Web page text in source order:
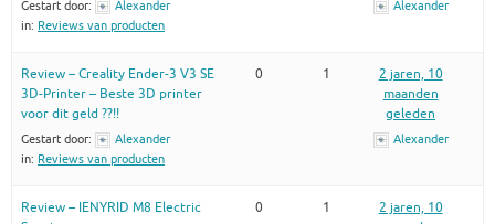
Gestart door:
Alexander
in: Reviews van producten
Alexander
Review – Creality Ender-3 V3 SE
3D-Printer – Beste 3D printer
voor dit geld ??!!
Gestart door:
Alexander
in: Reviews van producten
0 1
2 jaren, 10
maanden
geleden
Alexander
Review – IENYRID M8 Electric
0 1
2 jaren, 10